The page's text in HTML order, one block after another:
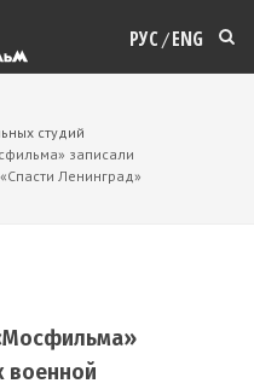
РУС /ENG
студий
записали
Ленинград»
военной